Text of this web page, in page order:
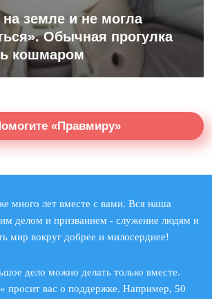
земле и не могла
Обычная прогулка
кошмаром
«Правмиру»
много лет вместе с вами. Вся наша
делом и призванием - служение людям и
мир вокруг добрее и милосерднее!
дело можно делать только вместе.
просит вас о поддержке. Например, 50